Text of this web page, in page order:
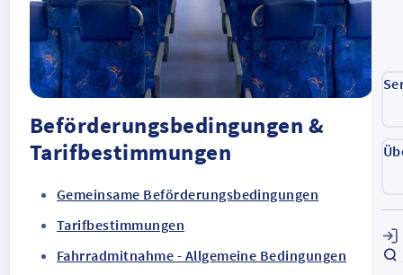
Beförderungsbedingungen &
Tarifbestimmungen
Gemeinsame Beförderungsbedingungen
Tarifbestimmungen
Fahrradmitnahme - Allgemeine Bedingungen